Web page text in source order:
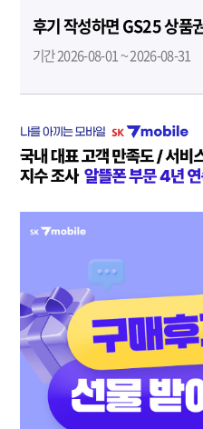
후기 작성하면 GS25 상품
기간 2026-08-01 ~ 2026-08-31